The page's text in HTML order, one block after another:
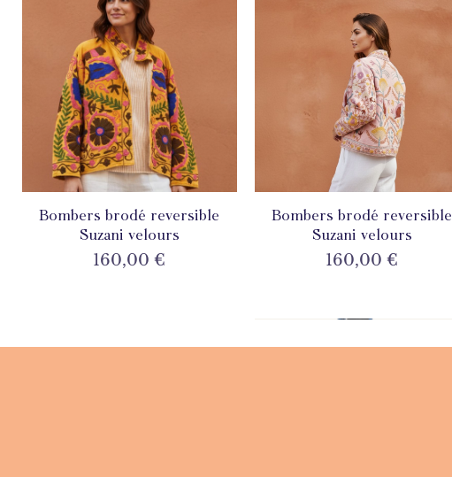
Aperçu rapide
Bombers brodé reversible
Suzani velours
Prix
160,00 €
Aperçu rapide
Bombers brodé reversible
Suzani velours
Prix
160,00 €